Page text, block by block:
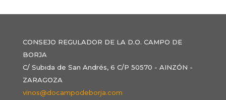
CONSEJO REGULADOR DE LA D.O. CAMPO DE
BORJA
C/ Subida de San Andrés, 6 C/P 50570 - AINZÓN -
ZARAGOZA
vinos@docampodeborja.com